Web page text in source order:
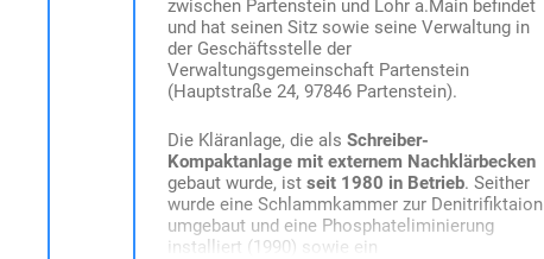
zwischen Partenstein und Lohr a.Main befindet
und hat seinen Sitz sowie seine Verwaltung in
der Geschäftsstelle der
Verwaltungsgemeinschaft Partenstein
(Hauptstraße 24, 97846 Partenstein).
Die Kläranlage, die als Schreiber-
Kompaktanlage mit externem Nachklärbecken
gebaut wurde, ist seit 1980 in Betrieb. Seither
wurde eine Schlammkammer zur Denitrifiktaion
umgebaut und eine Phosphateliminierung
installiert (1990) sowie ein